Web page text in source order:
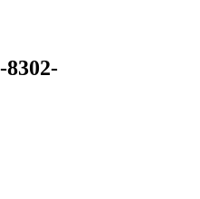
8302-